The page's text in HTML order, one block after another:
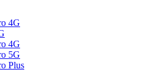
4G
4G
5G
Plus